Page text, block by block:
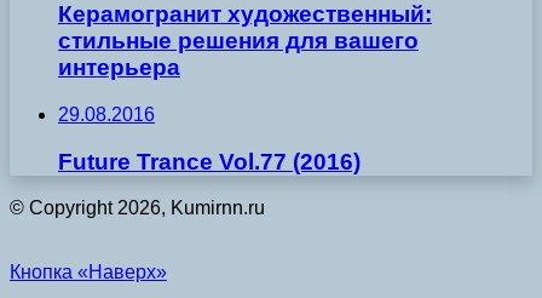
Керамогранит художественный:
стильные решения для вашего
интерьера
29.08.2016
Future Trance Vol.77 (2016)
© Copyright 2026, Kumirnn.ru
Кнопка «Наверх»